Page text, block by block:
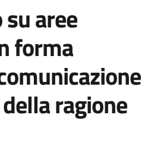
aree
forma
ragione